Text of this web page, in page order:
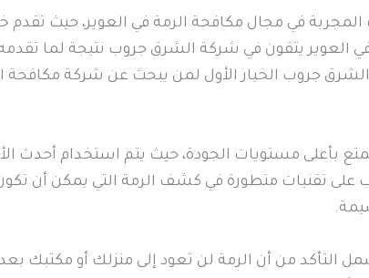
في مجال مكافحة الرمة في العوير، حيث تقدم
العوير يثقون في شركة الشرق جروب نتيجة لما
جروب الخيار الأول لمن يبحث عن شركة مكافحة
بأعلى مستويات الجودة، حيث يتم استخدام أحدث
على تقنيات متطورة في كشف الرمة التي يمكن أن تكون
من أن الرمة لن تعود إلى منزلك أو مكتبك